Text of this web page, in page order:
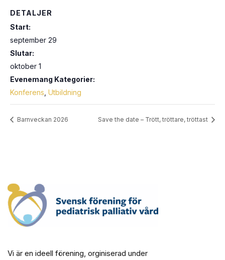
DETALJER
Start:
september 29
Slutar:
oktober 1
Evenemang Kategorier:
Konferens Utbildning
Barnveckan 2026 Save the date – Trött, tröttare, tröttast
Vi är en ideell förening, orginiserad under